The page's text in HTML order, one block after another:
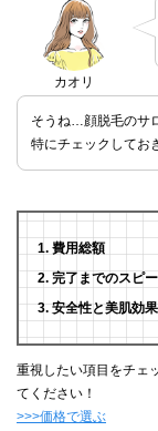
カオリ
そうね…顔脱毛のサ
特にチェックしてお
費用総額
完了までのスピ
安全性と美肌効果
重視したい項目をチェ
てください！
>>>価格で選ぶ